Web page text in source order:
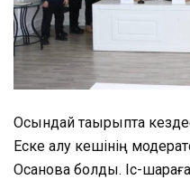
Осындай тақырыпта
Еске алу кешінің
Осанова болды. Іс-шараға